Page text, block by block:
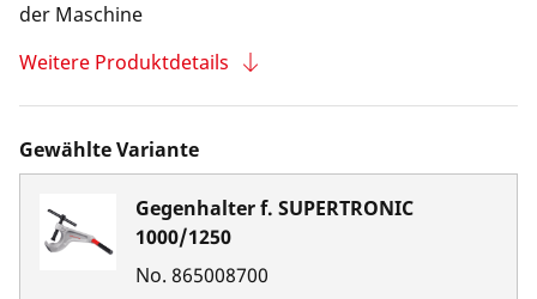
der Maschine
Weitere Produktdetails
Gewählte Variante
Gegenhalter f. SUPERTRONIC
1000/1250
No. 865008700